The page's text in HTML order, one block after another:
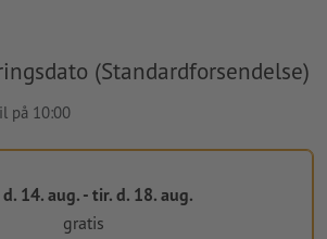
(Standardforsendelse)
på 10:00
14. aug. - tir. d. 18. aug.
gratis